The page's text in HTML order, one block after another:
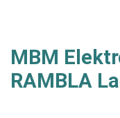
MBM
RAMBLA